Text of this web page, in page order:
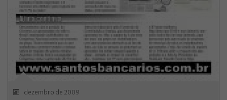
dezembro de 2009